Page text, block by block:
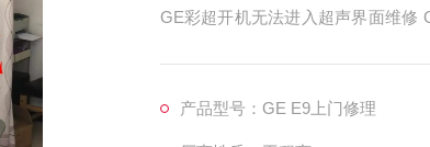
GE彩超开机无法进入超声界面维修
产品型号：GE E9上门修理